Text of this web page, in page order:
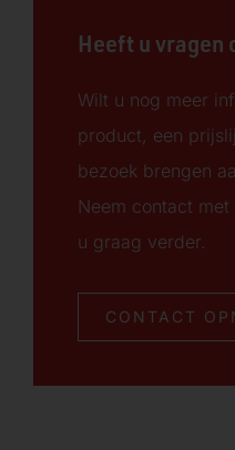
Heeft u vragen
Wilt u nog meer
product, een
bezoek brengen
Neem contact
u graag verder.
CONTACT